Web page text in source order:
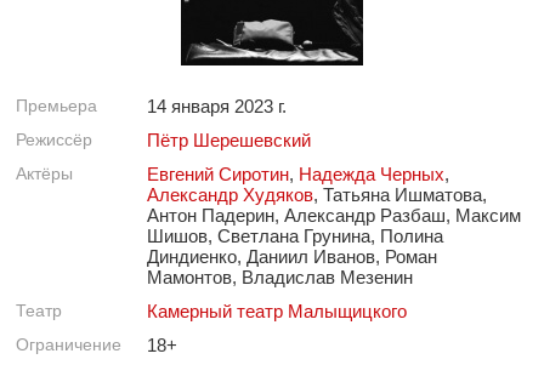
Премьера 14 января 2023 г.
Режиссёр Пётр Шерешевский
Актёры Евгений Сиротин, Надежда Черных,
Александр Худяков, Татьяна Ишматова,
Антон Падерин, Александр Разбаш, Максим
Шишов, Светлана Грунина, Полина
Диндиенко, Даниил Иванов, Роман
Мамонтов, Владислав Мезенин
Театр Камерный театр Малыщицкого
Ограничение 18+